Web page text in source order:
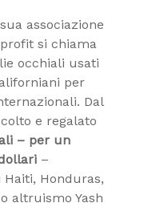
associazione
si chiama
occhiali usati
per
Dal
e regalato
– per un
–
Honduras,
altruismo Yash